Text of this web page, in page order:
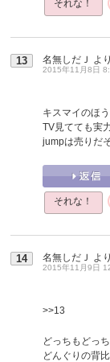
それな！
13 名無しだＪ より
2015年11月8日
キスマイのほ
TV見てても実
jumpは売りだ
それな！
14 名無しだＪ より
2015年11月9日
>>13
どっちもどっち
どんぐりの背